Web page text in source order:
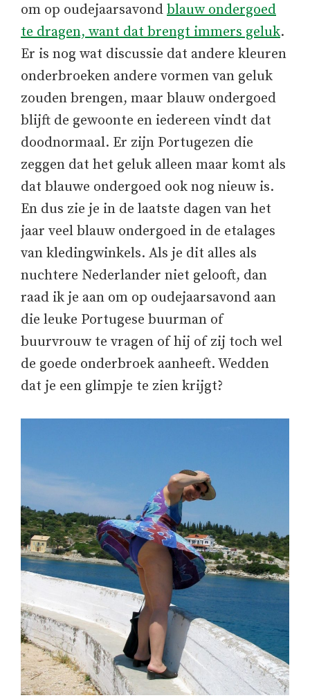
om op oudejaarsavond blauw ondergoed
te dragen, want dat brengt immers geluk.
Er is nog wat discussie dat andere kleuren
onderbroeken andere vormen van geluk
zouden brengen, maar blauw ondergoed
blijft de gewoonte en iedereen vindt dat
doodnormaal. Er zijn Portugezen die
zeggen dat het geluk alleen maar komt als
dat blauwe ondergoed ook nog nieuw is.
En dus zie je in de laatste dagen van het
jaar veel blauw ondergoed in de etalages
van kledingwinkels. Als je dit alles als
nuchtere Nederlander niet gelooft, dan
raad ik je aan om op oudejaarsavond aan
die leuke Portugese buurman of
buurvrouw te vragen of hij of zij toch wel
de goede onderbroek aanheeft. Wedden
dat je een glimpje te zien krijgt?